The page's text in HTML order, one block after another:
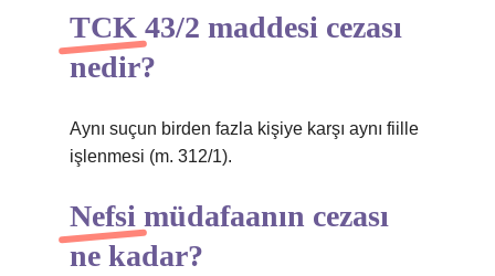
TCK 43/2 maddesi cezası
nedir?
Aynı suçun birden fazla kişiye karşı aynı fiille
işlenmesi (m. 312/1).
Nefsi müdafaanın cezası
ne kadar?